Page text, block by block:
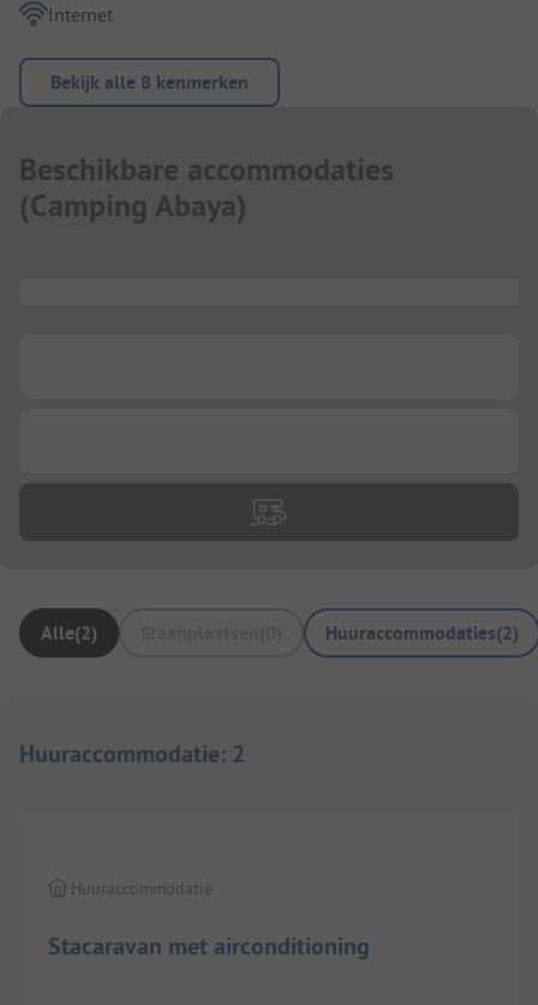
Internet
Bekijk alle 8 kenmerken
Beschikbare accommodaties
(Camping Abaya)
Alle(2) Huuraccommodaties(2)
Huuraccommodatie: 2
Stacaravan met airconditioning
Huuraccommodatie